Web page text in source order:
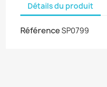
Détails du produit
RéférenceSP0799